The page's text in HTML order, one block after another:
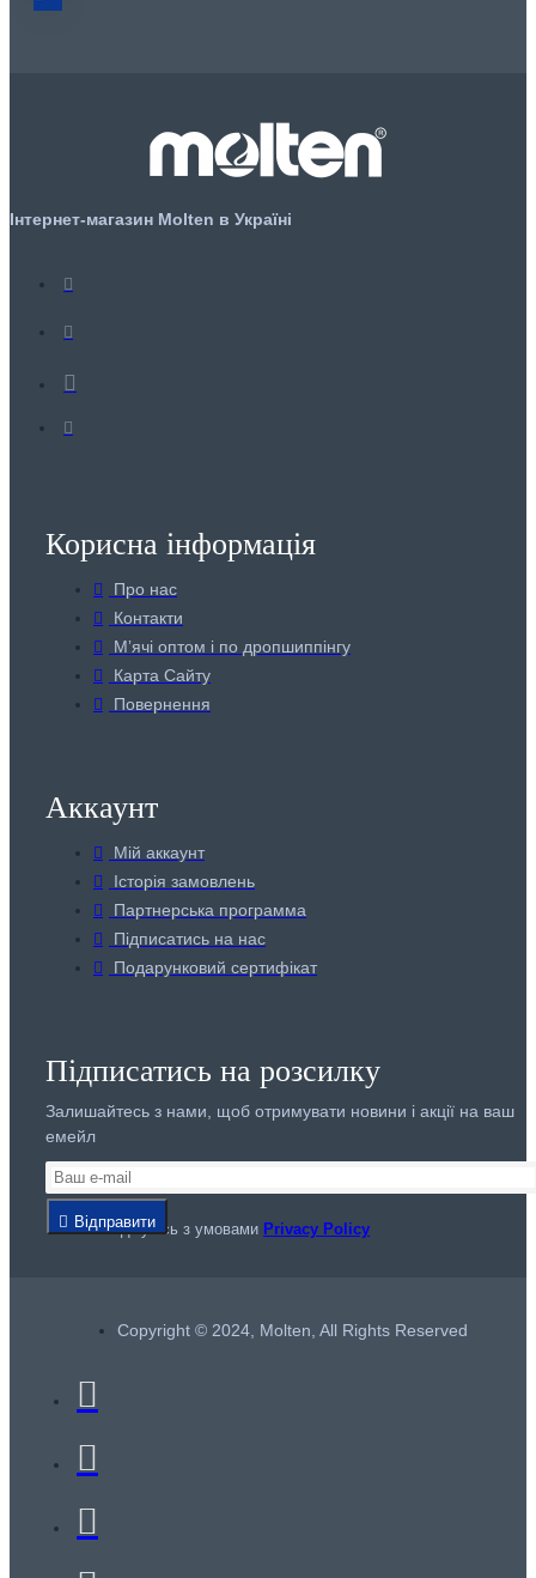
Інтернет-магазин Molten в Україні
Корисна інформація
Про нас
Контакти
Мʼячі оптом і по дропшиппінгу
Карта Сайту
Повернення
Аккаунт
Мій аккаунт
Історія замовлень
Партнерська программа
Підписатись на нас
Подарунковий сертифікат
Підписатись на розсилку
Залишайтесь з нами, щоб отримувати новини і акції на ваш
емейл
Відправити
Я погоджуюсь з умовами Privacy Policy
Copyright © 2024, Molten, All Rights Reserved